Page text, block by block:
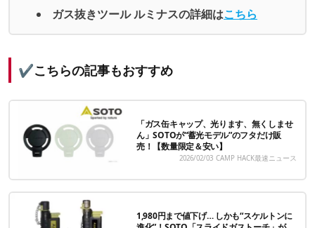
ガス抜きツール ルミナスの詳細はこちら
✔️こちらの記事もおすすめ
「ガス缶キャップ、光ります、無くしませ
ん」SOTOが“蓄光モデル”のフタだけ販
売！【数量限定＆安い】
2026/02/03 CAMP HACK最速ニュース
1,980円まで値下げ… しかも“スケルトンに